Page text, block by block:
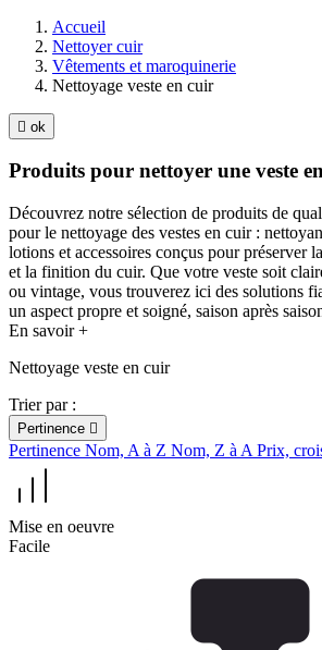
Accueil
Nettoyer cuir
Vêtements et maroquinerie
Nettoyage veste en cuir
 ok
Produits pour nettoyer une veste
Découvrez notre sélection de produits de
pour le nettoyage des vestes en cuir :
lotions et accessoires conçus pour préserver
et la finition du cuir. Que votre veste soit
ou vintage, vous trouverez ici des solutions
un aspect propre et soigné, saison après
En savoir +
Nettoyage veste en cuir
Trier par :
Pertinence 
Pertinence Nom, A à Z Nom, Z à A Prix,
Mise en oeuvre
Facile